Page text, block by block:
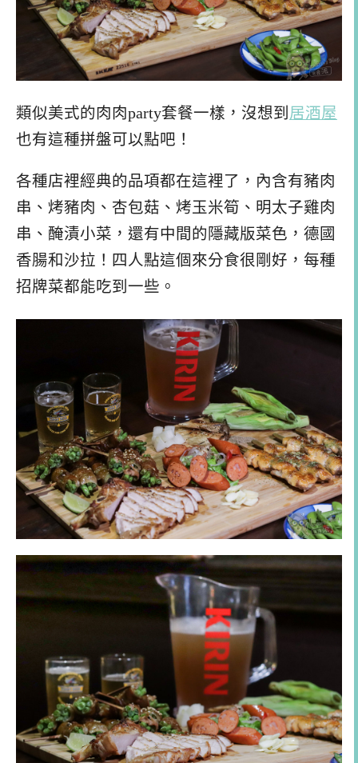
類似美式的肉肉party套餐一樣，沒想到 居酒屋
也有這種拼盤可以點吧！
各種店裡經典的品項都在這裡了，內含有豬肉
串、烤豬肉、杏包菇、烤玉米筍、明太子雞肉
串、醃漬小菜，還有中間的隱藏版菜色，德國
香腸和沙拉！四人點這個來分食很剛好，每種
招牌菜都能吃到一些。